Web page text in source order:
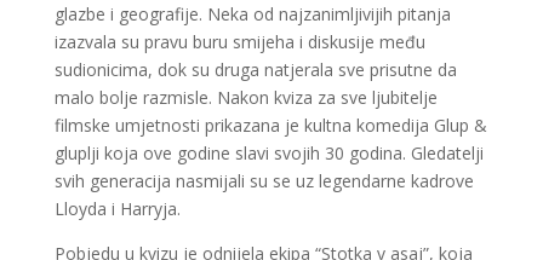
glazbe i geografije. Neka od najzanimljivijih pitanja
izazvala su pravu buru smijeha i diskusije među
sudionicima, dok su druga natjerala sve prisutne da
malo bolje razmisle. Nakon kviza za sve ljubitelje
filmske umjetnosti prikazana je kultna komedija Glup &
gluplji koja ove godine slavi svojih 30 godina. Gledatelji
svih generacija nasmijali su se uz legendarne kadrove
Lloyda i Harryja.
Pobjedu u kvizu je odnijela ekipa “Stotka v asaj”, koja